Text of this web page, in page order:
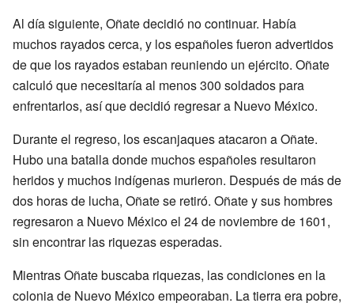
Al día siguiente, Oñate decidió no continuar. Había
muchos rayados cerca, y los españoles fueron advertidos
de que los rayados estaban reuniendo un ejército. Oñate
calculó que necesitaría al menos 300 soldados para
enfrentarlos, así que decidió regresar a Nuevo México.
Durante el regreso, los escanjaques atacaron a Oñate.
Hubo una batalla donde muchos españoles resultaron
heridos y muchos indígenas murieron. Después de más de
dos horas de lucha, Oñate se retiró. Oñate y sus hombres
regresaron a Nuevo México el 24 de noviembre de 1601,
sin encontrar las riquezas esperadas.
Mientras Oñate buscaba riquezas, las condiciones en la
colonia de Nuevo México empeoraban. La tierra era pobre,